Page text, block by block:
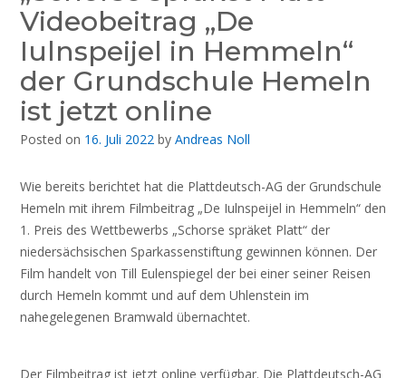
Videobeitrag „De
Iulnspeijel in Hemmeln“
der Grundschule Hemeln
ist jetzt online
Posted on 16. Juli 2022 by Andreas Noll
Wie bereits berichtet hat die Plattdeutsch-AG der Grundschule
Hemeln mit ihrem Filmbeitrag „De Iulnspeijel in Hemmeln“ den
1. Preis des Wettbewerbs „Schorse spräket Platt“ der
niedersächsischen Sparkassenstiftung gewinnen können. Der
Film handelt von Till Eulenspiegel der bei einer seiner Reisen
durch Hemeln kommt und auf dem Uhlenstein im
nahegelegenen Bramwald übernachtet.
Der Filmbeitrag ist jetzt online verfügbar. Die Plattdeutsch-AG